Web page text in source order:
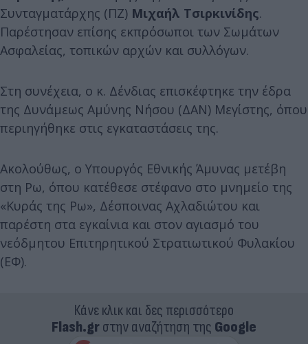
Συνταγματάρχης (ΠΖ) Μιχαήλ Τσιρκινίδης.
Παρέστησαν επίσης εκπρόσωποι των Σωμάτων
Ασφαλείας, τοπικών αρχών και συλλόγων.
Στη συνέχεια, ο κ. Δένδιας επισκέφτηκε την έδρα
της Δυνάμεως Αμύνης Νήσου (ΔΑΝ) Μεγίστης, όπου
περιηγήθηκε στις εγκαταστάσεις της.
Ακολούθως, ο Υπουργός Εθνικής Άμυνας μετέβη
στη Ρω, όπου κατέθεσε στέφανο στο μνημείο της
«Κυράς της Ρω», Δέσποινας Αχλαδιώτου και
παρέστη στα εγκαίνια και στον αγιασμό του
νεόδμητου Επιτηρητικού Στρατιωτικού Φυλακίου
(ΕΦ).
Κάνε κλικ και δες περισσότερο
Flash.grστην αναζήτηση της Google